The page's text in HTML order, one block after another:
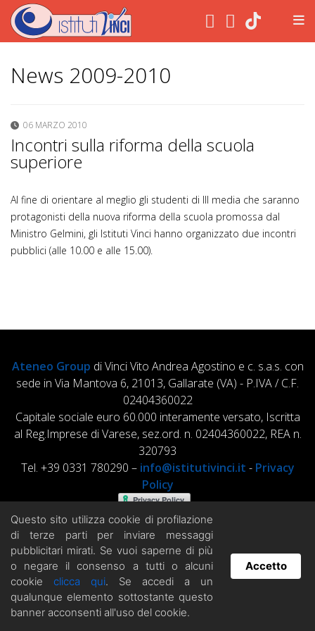
.
News 2009-2010
06 MARZO 2010
Incontri sulla riforma della scuola
superiore
Al fine di orientare al meglio gli studenti di III media che saranno
protagonisti della nuova riforma della scuola promossa dal
Ministro Gelmini, gli Istituti Vinci hanno organizzato due incontri
pubblici (alle 10.00 e alle 15.00).
Ateneo Group di Vinci Vito Andrea Agostino e c. s.a.s. con
sede in Via Mantova 6, 21013, Gallarate (VA) - P.IVA / C.F.
02404360022
Capitale sociale euro 60.000 interamente versato, Iscritta
al Reg.Imprese di Varese, sez.ord. n. 02404360022, REA n.
320793
Tel. +39 0331 780290 – info@istitutivinci.it - Privacy
Policy
Hai domande? Chatta con noi!
Questo sito utilizza cookie di profilazione
di terze parti per inviare messaggi
pubblicitari mirati. Se vuoi saperne di più
o negare il consenso a tutti o alcuni
cookie clicca qui. Se accedi a un
qualunque elemento sottostante questo
banner acconsenti all'uso del cookie.
Accetto